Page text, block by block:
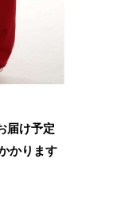
届け予定
かります